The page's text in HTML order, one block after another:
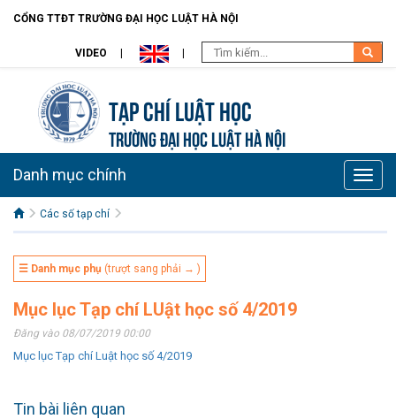
CỔNG TTĐT TRƯỜNG ĐẠI HỌC LUẬT HÀ NỘI
VIDEO
Tạp chí Luật học
TRƯỜNG ĐẠI HỌC LUẬT HÀ NỘI
Toggle
Danh mục chính
Các số tạp chí
☰ Danh mục phụ (trượt sang phải → )
Mục lục Tạp chí LUật học số 4/2019
Đăng vào 08/07/2019 00:00
Mục lục Tạp chí Luật học số 4/2019
Tin bài liên quan